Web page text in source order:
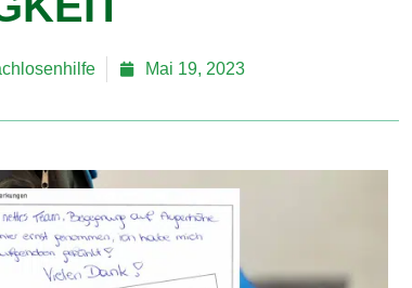
Mai 19, 2023